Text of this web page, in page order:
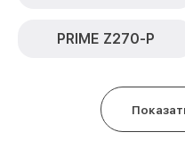
PRIME Z270-P